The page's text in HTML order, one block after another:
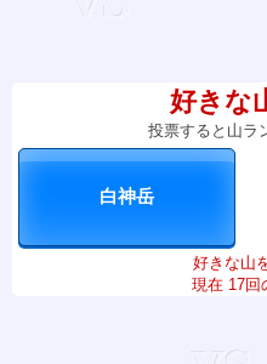
好きな
投票すると山ラ
好きな山
現在 17回